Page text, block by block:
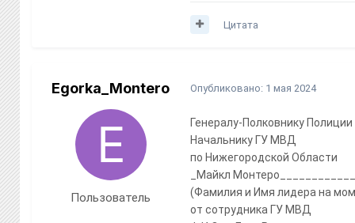
Цитата
Egorka_Montero
Пользователь
Опубликовано: 1 мая 2024
Генералу-Полковнику Полиции
Начальнику ГУ МВД
по Нижегородской Области
_Майкл
(Фамилия и Имя лидера на
от сотрудника ГУ МВД